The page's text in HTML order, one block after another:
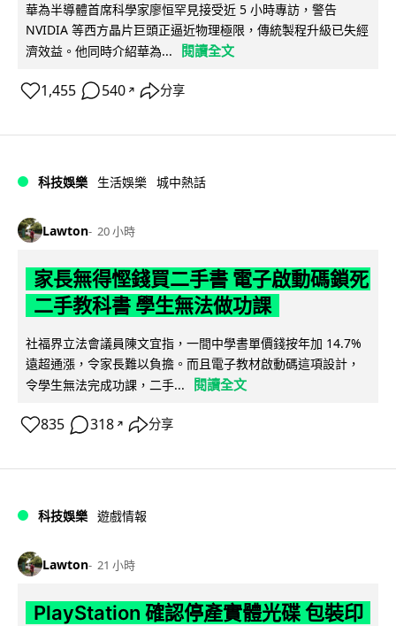
華為半導體首席科學家廖恒罕見接受近 5 小時專訪，警告
NVIDIA 等西方晶片巨頭正逼近物理極限，傳統製程升級已失經
濟效益。他同時介紹華為...
閱讀全文
1,455 540 ↗ 分享
科技娛樂 生活娛樂 城中熱話
Lawton 20 小時
家長無得慳錢買二手書 電子啟動碼鎖死
二手教科書 學生無法做功課
社福界立法會議員陳文宜指，一間中學書單價錢按年加 14.7%
遠超通漲，令家長難以負擔。而且電子教材啟動碼這項設計，
令學生無法完成功課，二手...
閱讀全文
835 318 ↗ 分享
科技娛樂 遊戲情報
Lawton 21 小時
PlayStation 確認停產實體光碟 包裝印